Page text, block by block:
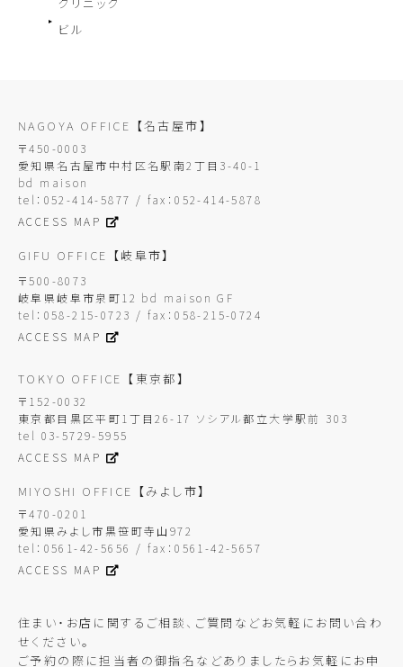
ビル
NAGOYA OFFICE 【名古屋市】
〒450-0003
愛知県名古屋市中村区名駅南2丁目3-40-1
bd maison
tel：052-414-5877 / fax：052-414-5878
ACCESS MAP
GIFU OFFICE 【岐阜市】
〒500-8073
岐阜県岐阜市泉町12 bd maison GF
tel：058-215-0723 / fax：058-215-0724
ACCESS MAP
TOKYO OFFICE 【東京都】
〒152-0032
東京都目黒区平町1丁目26-17 ソシアル都立大学駅前 303
tel 03-5729-5955
ACCESS MAP
MIYOSHI OFFICE 【みよし市】
〒470-0201
愛知県みよし市黒笹町寺山972
tel：0561-42-5656 / fax：0561-42-5657
ACCESS MAP
住まい・お店に関するご相談、ご質問などお気軽にお問い合わ
せください。
ご予約の際に担当者の御指名などありましたらお気軽にお申